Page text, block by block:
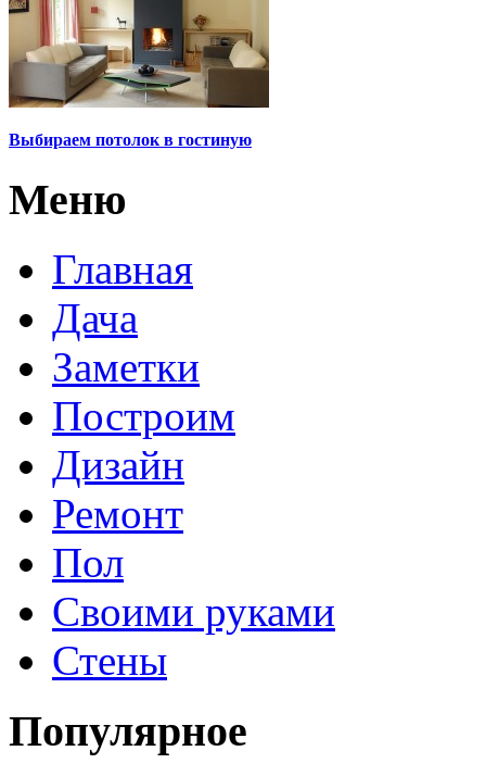
Выбираем потолок в гостиную
Меню
Главная
Дача
Заметки
Построим
Дизайн
Ремонт
Пол
Своими руками
Стены
Популярное